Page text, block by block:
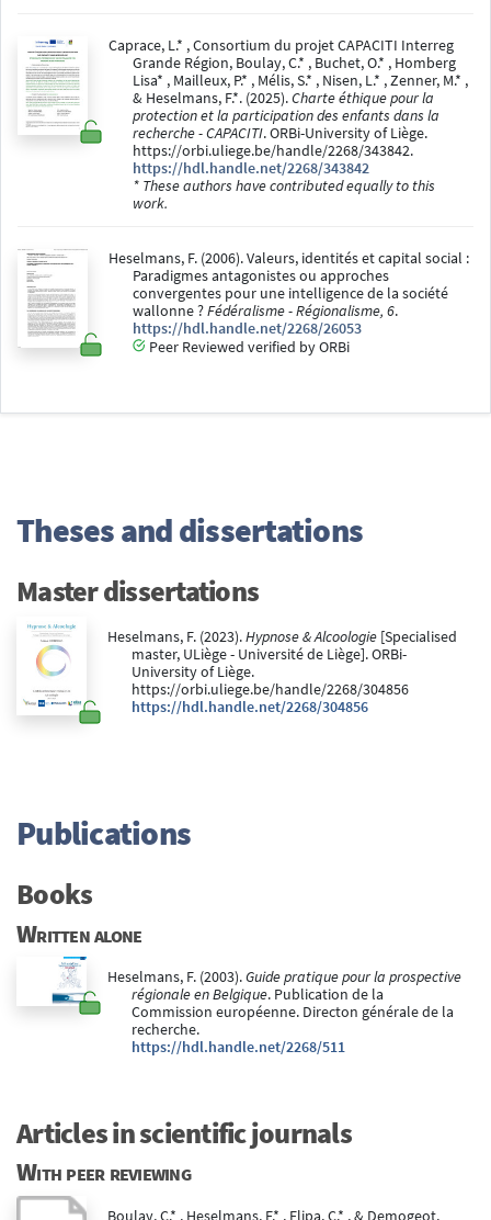
Caprace, L.* , Consortium du projet CAPACITI Interreg
Grande Région, Boulay, C.* , Buchet, O.* , Homberg
Lisa* , Mailleux, P.* , Mélis, S.* , Nisen, L.* , Zenner, M.* ,
& Heselmans, F.*. (2025).Charte éthique pour la
protection et la participation des enfants dans la
recherche - CAPACITI. ORBi-University of Liège.
https://orbi.uliege.be/handle/2268/343842.
https://hdl.handle.net/2268/343842
* These authors have contributed equally to this
work.
Heselmans, F. (2006). Valeurs, identités et capital social :
Paradigmes antagonistes ou approches
convergentes pour une intelligence de la société
wallonne ?Fédéralisme - Régionalisme, 6.
https://hdl.handle.net/2268/26053
Peer Reviewed verified by ORBi
Theses and dissertations
Master dissertations
Heselmans, F. (2023).Hypnose & Alcoologie[Specialised
master, ULiège - Université de Liège]. ORBi-
University of Liège.
https://orbi.uliege.be/handle/2268/304856
https://hdl.handle.net/2268/304856
Publications
Books
Written alone
Heselmans, F. (2003).Guide pratique pour la prospective
régionale en Belgique. Publication de la
Commission européenne. Directon générale de la
recherche.
https://hdl.handle.net/2268/511
Articles in scientific journals
With peer reviewing
Boulay, C.* , Heselmans, F.* , Flipa, C.* , & Demogeot,